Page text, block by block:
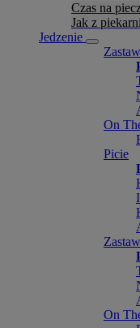
Czas na
Jak z
Jedzenie
On
Picie
On